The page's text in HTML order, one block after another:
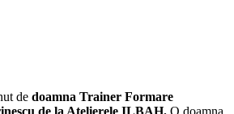
de doamna Trainer Formare